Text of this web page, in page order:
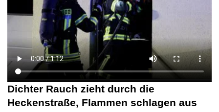
Dichter Rauch zieht durch die
Heckenstraße, Flammen schlagen aus